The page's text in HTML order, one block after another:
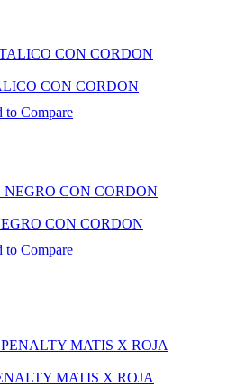
CON CORDON
to Compare
CON CORDON
to Compare
MATIS X ROJA